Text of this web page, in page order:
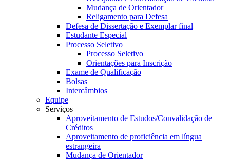
Mudança de Orientador
Religamento para Defesa
Defesa de Dissertação e Exemplar final
Estudante Especial
Processo Seletivo
Processo Seletivo
Orientações para Inscrição
Exame de Qualificação
Bolsas
Intercâmbios
Equipe
Serviços
Aproveitamento de Estudos/Convalidação de
Créditos
Aproveitamento de proficiência em língua
estrangeira
Mudança de Orientador